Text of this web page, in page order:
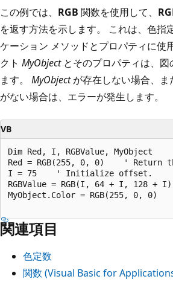
この例では、 RGB 関数を使用して、
を返す方法を示します。 これは、色指
ケーション メソッドとプロパティに使
クト MyObjectとそのプロパティは、図
ます。 MyObjectが存在しない場合、ま
がない場合は、エラーが発生します。
VB
Dim Red, I, RGBValue, MyObject
Red = RGB(255, 0, 0)    ' Return
I = 75    ' Initialize offset.
RGBValue = RGB(I, 64 + I, 128 +
MyObject.Color = RGB(255, 0, 0)
関連項目
色定数
関数 (Visual Basic for